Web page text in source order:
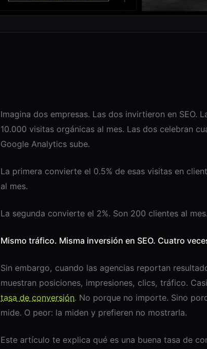
Imagina dos empresas. Las dos invirtieron en SEO.
10.000 visitas orgánicas al mes. Las dos celebran
Google Analytics sube.
La primera convierte el 0.5% de esas visitas en
al mes.
La segunda convierte el 2%. Son 200 clientes al mes.
Mismo tráfico. Misma inversión en SEO. Cuatro
Sin embargo, cuando las agencias reportan
muestran posiciones, impresiones, clics, tráfico.
tasa de conversión. No porque no importe. Sino
mide. O peor: la miden y prefieren no mostrarla.
Este artículo te explica qué es una buena tasa de